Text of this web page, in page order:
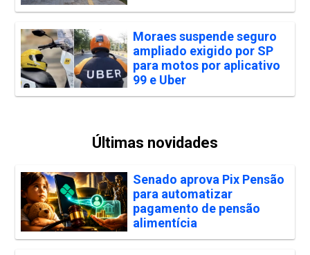
Moraes suspende seguro
ampliado exigido por SP
para motos por aplicativo
99 e Uber
Últimas novidades
Senado aprova Pix Pensão
para automatizar
pagamento de pensão
alimentícia